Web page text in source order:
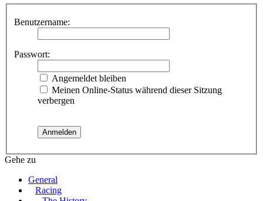
Benutzername:
Passwort:
Angemeldet bleiben
Meinen Online-Status während dieser Sitzung
verbergen
Gehe zu
General
Racing